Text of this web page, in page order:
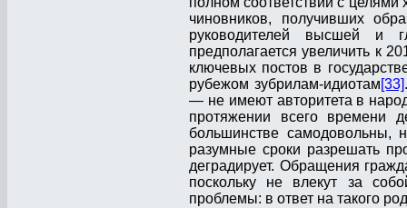
чиновников, получивших
руководителей высшей и
предполагается увеличить к
ключевых постов в
рубежом зубрилам-идиотам[33]
— не имеют авторитета в
протяжении всего времени
большинстве самодовольны,
разумные сроки разрешать
деградирует. Обращения
поскольку не влекут за
проблемы: в ответ на такого